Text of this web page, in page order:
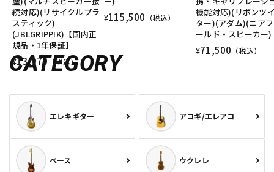
続対応)(リサイクルプラ
スティック)
(JBLGRIPPIK)【国内正
規品・1年保証】
¥13,970（税込）
¥115,500 （税込）
機能対応)(リボンツ
ター)(アダム)(ニア
ールド・スピーカー)
¥71,500 （税込）
CATEGORY
エレキギター アコギ/エレアコ
ベース ウクレレ